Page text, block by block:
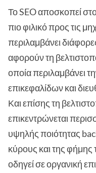
Το SEO αποσκοπεί
πιο φιλικό προς τις
περιλαμβάνει
αφορούν τη
οποία περιλαμβάνει
επικεφαλίδων και
Και επίσης τη
επικεντρώνεται
υψηλής ποιότητας
κύρους και της φήμης
οδηγεί σε οργανική